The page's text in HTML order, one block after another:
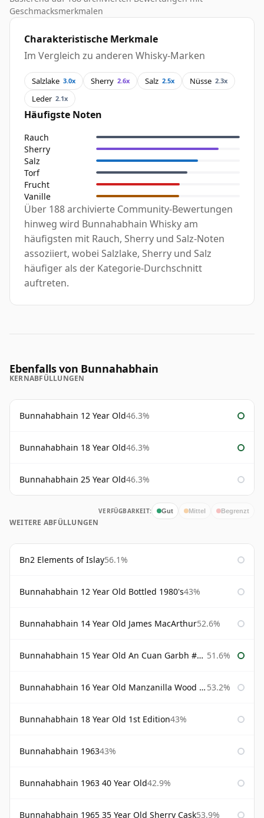
Geschmacksmerkmalen
Charakteristische Merkmale
Im Vergleich zu anderen Whisky-Marken
Salzlake 3.0x Sherry 2.6x Salz 2.5x Nüsse 2.3x
Leder 2.1x
Häufigste Noten
Rauch
Sherry
Salz
Torf
Frucht
Vanille
Über 188 archivierte Community-Bewertungen
hinweg wird Bunnahabhain Whisky am
häufigsten mit Rauch, Sherry und Salz-Noten
assoziiert, wobei Salzlake, Sherry und Salz
häufiger als der Kategorie-Durchschnitt
auftreten.
Ebenfalls von Bunnahabhain
KERNABFÜLLUNGEN
Bunnahabhain 12 Year Old46.3%
Bunnahabhain 18 Year Old46.3%
Bunnahabhain 25 Year Old46.3%
VERFÜGBARKEIT: Gut Mittel Begrenzt
WEITERE ABFÜLLUNGEN
Bn2 Elements of Islay56.1%
Bunnahabhain 12 Year Old Bottled 1980's43%
Bunnahabhain 14 Year Old James MacArthur52.6%
Bunnahabhain 15 Year Old An Cuan Garbh #1 Westering Home Collection 51.6%
Bunnahabhain 16 Year Old Manzanilla Wood Finish 53.2%
Bunnahabhain 18 Year Old 1st Edition43%
Bunnahabhain 196343%
Bunnahabhain 1963 40 Year Old42.9%
Bunnahabhain 1965 35 Year Old Sherry Cask53.9%